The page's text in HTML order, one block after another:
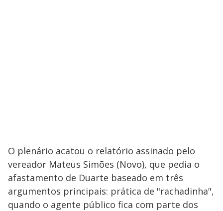
O plenário acatou o relatório assinado pelo
vereador Mateus Simões (Novo), que pedia o
afastamento de Duarte baseado em três
argumentos principais: prática de "rachadinha",
quando o agente público fica com parte dos